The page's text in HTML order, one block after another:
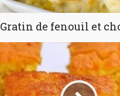
Gratin de fenouil et